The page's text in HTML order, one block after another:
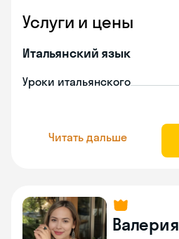
Услуги и цены
Итальянский язык
Уроки итальянского
Читать дальше
Валерия